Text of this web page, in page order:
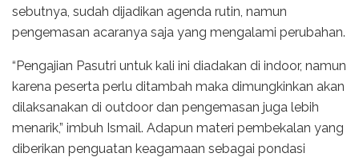
sebutnya, sudah dijadikan agenda rutin, namun
pengemasan acaranya saja yang mengalami perubahan.
“Pengajian Pasutri untuk kali ini diadakan di indoor, namun
karena peserta perlu ditambah maka dimungkinkan akan
dilaksanakan di outdoor dan pengemasan juga lebih
menarik,” imbuh Ismail. Adapun materi pembekalan yang
diberikan penguatan keagamaan sebagai pondasi